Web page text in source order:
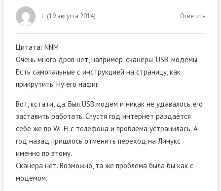
L.(19 августа 2014) Ответить
Цитата: NNM
Очень много дров нет, например, сканеры, USB-модемы.
Есть самопальные с инструкцией на страницу, как
прикрутить. Ну его нафиг
Вот, кстати, да. Был USB модем и никак не удавалось его
заставить работать. Спустя год интернет раздаётся
себе же по Wi-Fi с телефона и проблема устранилась. А
год назад пришлось отменить переход на Линукс
именно по этому.
Сканера нет. Возможно, та же проблема была бы как с
модемом.